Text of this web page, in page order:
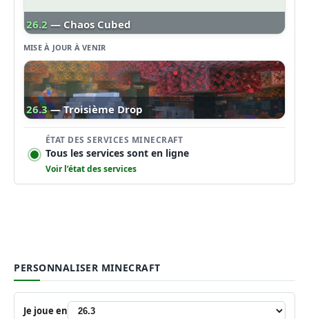
26.2 — Chaos Cubed
MISE À JOUR À VENIR
26.3 — Troisième Drop
ÉTAT DES SERVICES MINECRAFT
Tous les services sont en ligne
Voir l’état des services
PERSONNALISER MINECRAFT
Je joue en